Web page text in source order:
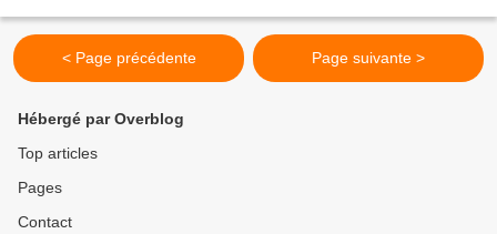
< Page précédente Page suivante >
Hébergé par Overblog
Top articles
Pages
Contact